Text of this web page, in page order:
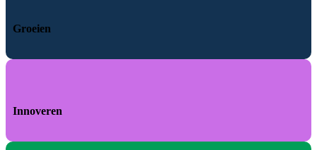
Groeien
Innoveren